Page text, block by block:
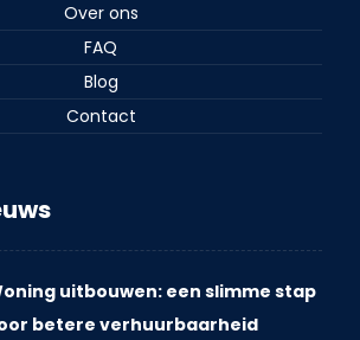
Over ons
FAQ
Blog
Contact
uitbouwen: een slimme stap
betere verhuurbaarheid